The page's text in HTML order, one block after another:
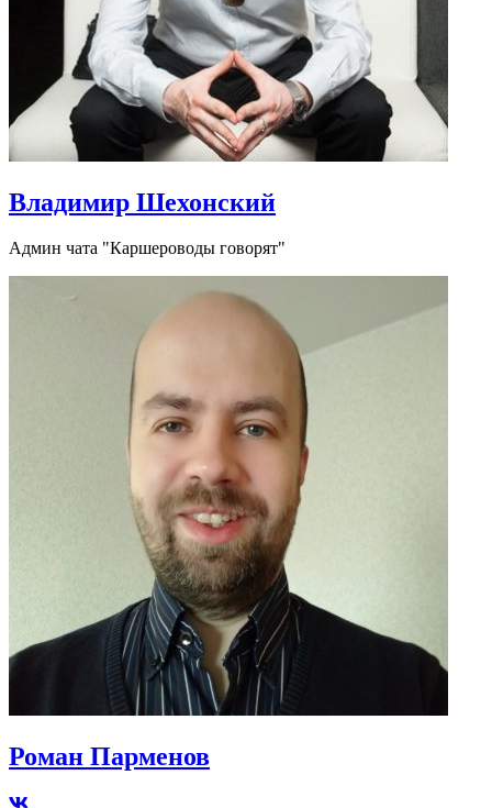
Владимир Шехонский
Админ чата "Каршероводы говорят"
Роман Парменов